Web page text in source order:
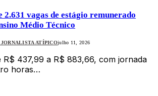
2.631 vagas de estágio remunerado
Médio Técnico
ATÍPICOjulho 11, 2026
R$ 437,99 a R$ 883,66, com jornada
horas…